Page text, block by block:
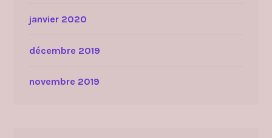
janvier 2020
décembre 2019
novembre 2019